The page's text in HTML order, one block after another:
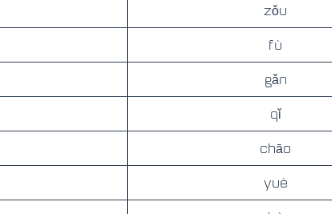
zǒu
fù
gǎn
qǐ
chāo
yuè